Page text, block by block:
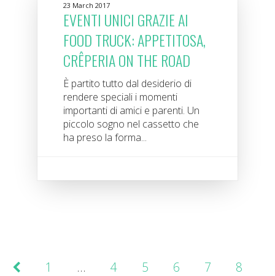
23 March 2017
EVENTI UNICI GRAZIE AI
FOOD TRUCK: APPETITOSA,
CRÊPERIA ON THE ROAD
È partito tutto dal desiderio di
rendere speciali i momenti
importanti di amici e parenti. Un
piccolo sogno nel cassetto che
ha preso la forma...
1 … 4 5 6 7
8